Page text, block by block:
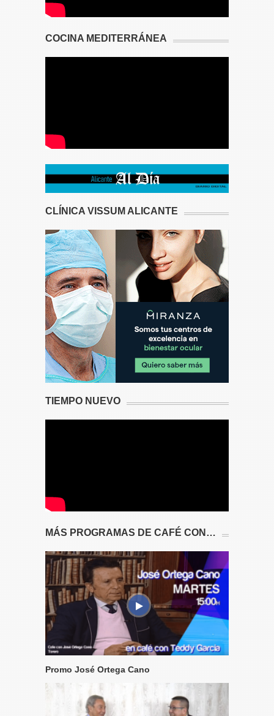
COCINA MEDITERRÁNEA
CLÍNICA VISSUM ALICANTE
TIEMPO NUEVO
MÁS PROGRAMAS DE CAFÉ CON…
Promo José Ortega Cano